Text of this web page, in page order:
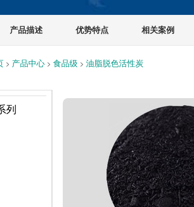
产品描述 优势特点 相关案例
> 产品中心 > 食品级 > 油脂脱色活性炭
列